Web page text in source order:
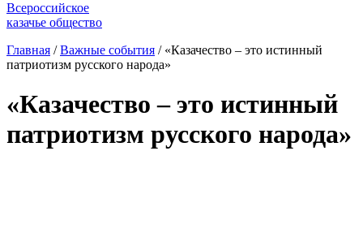
Всероссийское
казачье общество
Главная / Важные события / «Казачество – это истинный
патриотизм русского народа»
«Казачество – это истинный
патриотизм русского народа»